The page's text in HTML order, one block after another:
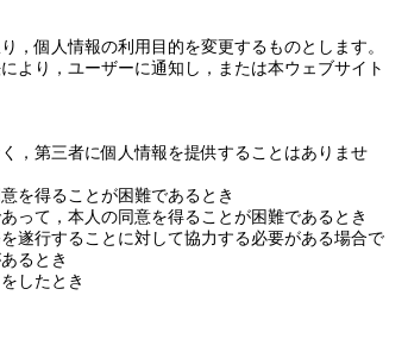
，個人情報の利用目的を変更するものとします。
より，ユーザーに通知し，または本ウェブサイト
，第三者に個人情報を提供することはありませ
を得ることが困難であるとき
って，本人の同意を得ることが困難であるとき
遂行することに対して協力する必要がある場合で
るとき
したとき